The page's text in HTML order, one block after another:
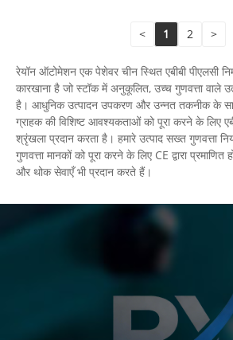
< 1 2 >
रेयॉन ऑटोमेशन एक पेशेवर चीन स्थित एबीबी पीएलसी
कारखाना है जो स्टॉक में अनुकूलित, उच्च गुणवत्ता वाले
है। आधुनिक उत्पादन उपकरण और उन्नत तकनीक के
ग्राहक की विशिष्ट आवश्यकताओं को पूरा करने के लिए
श्रृंखला प्रदान करता है। हमारे उत्पाद सख्त गुणवत्ता
गुणवत्ता मानकों को पूरा करने के लिए CE द्वारा
और थोक सेवाएँ भी प्रदान करते हैं।